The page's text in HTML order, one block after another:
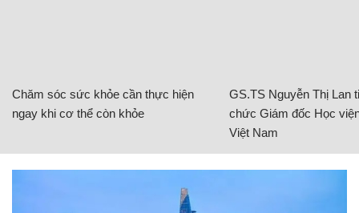
Chăm sóc sức khỏe cần thực hiện
ngay khi cơ thể còn khỏe
GS.TS Nguyễn Thị Lan
chức Giám đốc Học
Việt Nam